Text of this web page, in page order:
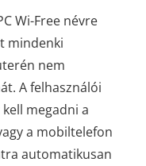
Wi-Free névre
mindenki
nem
A felhasználói
megadni a
a mobiltelefon
automatikusan